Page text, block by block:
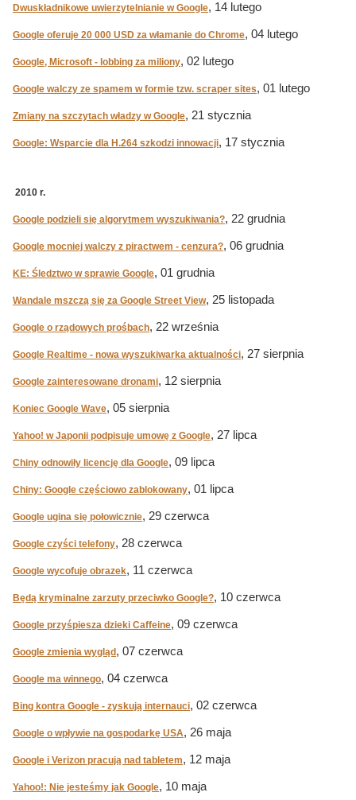
Dwuskładnikowe uwierzytelnianie w Google, 14 lutego
Google oferuje 20 000 USD za włamanie do Chrome, 04 lutego
Google, Microsoft - lobbing za miliony, 02 lutego
Google walczy ze spamem w formie tzw. scraper sites, 01 lutego
Zmiany na szczytach władzy w Google, 21 stycznia
Google: Wsparcie dla H.264 szkodzi innowacji, 17 stycznia
2010 r.
Google podzieli się algorytmem wyszukiwania?, 22 grudnia
Google mocniej walczy z piractwem - cenzura?, 06 grudnia
KE: Śledztwo w sprawie Google, 01 grudnia
Wandale mszczą się za Google Street View, 25 listopada
Google o rządowych prośbach, 22 września
Google Realtime - nowa wyszukiwarka aktualności, 27 sierpnia
Google zainteresowane dronami, 12 sierpnia
Koniec Google Wave, 05 sierpnia
Yahoo! w Japonii podpisuje umowę z Google, 27 lipca
Chiny odnowiły licencję dla Google, 09 lipca
Chiny: Google częściowo zablokowany, 01 lipca
Google ugina się połowicznie, 29 czerwca
Google czyści telefony, 28 czerwca
Google wycofuje obrazek, 11 czerwca
Będą kryminalne zarzuty przeciwko Google?, 10 czerwca
Google przyśpiesza dzieki Caffeine, 09 czerwca
Google zmienia wygląd , 07 czerwca
Google ma winnego, 04 czerwca
Bing kontra Google - zyskują internauci, 02 czerwca
Google o wpływie na gospodarkę USA, 26 maja
Google i Verizon pracują nad tabletem, 12 maja
Yahoo!: Nie jesteśmy jak Google, 10 maja